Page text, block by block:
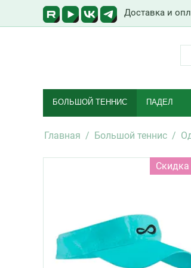
Доставка и
БОЛЬШОЙ ТЕННИС ПАДЕЛ
Главная / Большой теннис /
Скидка